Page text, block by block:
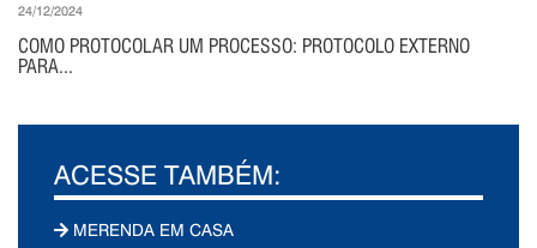
24/12/2024
COMO PROTOCOLAR UM PROCESSO: PROTOCOLO EXTERNO
PARA...
ACESSE TAMBÉM:
MERENDA EM CASA